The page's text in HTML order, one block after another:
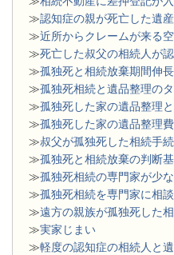
≫認知症の親が死亡した遺
≫近所からクレームが来る
≫死亡した叔父の相続人が
≫孤独死と相続放棄期間伸長
≫孤独死相続と遺品整理の
≫孤独死した家の遺品整理
≫孤独死した家の遺品整理
≫叔父が孤独死した相続手続
≫孤独死と相続放棄の判断
≫孤独死相続の専門家が少
≫孤独死相続を専門家に相
≫遠方の親族が孤独死した
≫実家じまい
≫軽度の認知症の相続人と